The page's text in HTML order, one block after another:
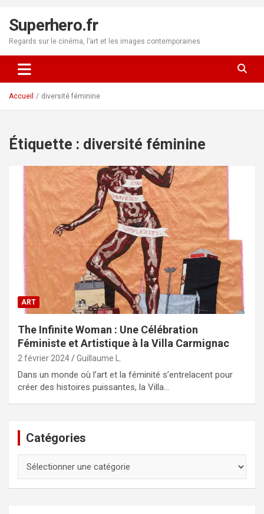
contenu
Superhero.fr
Regards sur le cinéma, l’art et les images contemporaines
Accueil diversité féminine
Étiquette : diversité féminine
ART
The Infinite Woman : Une Célébration
Féministe et Artistique à la Villa Carmignac
2 février 2024 Guillaume L.
Dans un monde où l’art et la féminité s’entrelacent pour
créer des histoires puissantes, la Villa…
Catégories